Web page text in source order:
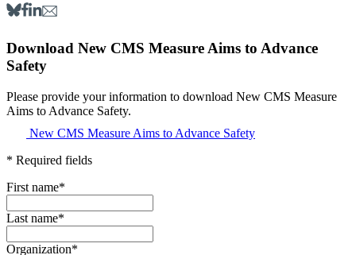
Download New CMS Measure Aims to Advance
Safety
Please provide your information to download New CMS Measure
Aims to Advance Safety.
New CMS Measure Aims to Advance Safety
* Required fields
First name*
Last name*
Organization*